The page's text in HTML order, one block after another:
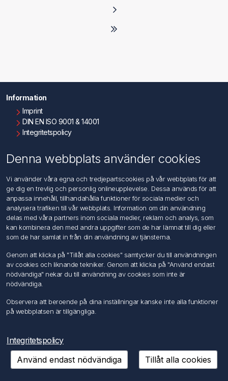
Information
Imprint
DIN EN ISO 9001 & 14001
Integritetspolicy
Kontakta oss
Kundtjänst
Sök
Mitt konto
Mina ordrar
Mina adresser
Följ oss
Copyright © 2026 FÖRCH Sverige AB. Alla rättigheter reserverade.
Powered bynopCommerce
Denna webbplats använder cookies
Vi använder våra egna och tredjepartscookies på vår webbplats för att
ge dig en trevlig och personlig onlineupplevelse. Dessa används för att
anpassa innehåll, tillhandahålla funktioner för sociala medier och
analysera trafiken till vår webbplats. Information om din användning
delas med våra partners inom sociala medier, reklam och analys, som
kan kombinera den med andra uppgifter som de har lämnat till dig eller
som de har samlat in från din användning av tjänsterna.
Genom att klicka på "Tillåt alla cookies" samtycker du till användningen
av cookies och liknande tekniker. Genom att klicka på "Använd endast
nödvändiga" nekar du till användning av cookies som inte är
nödvändiga.
Observera att beroende på dina inställningar kanske inte alla funktioner
på webbplatsen är tillgängliga.
Integritetspolicy
Använd endast nödvändiga
Tillåt alla cookies